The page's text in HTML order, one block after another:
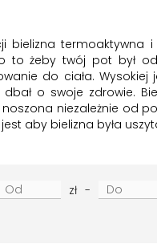
bielizna termoaktywna
żeby twój pot był
do ciała. Wysokiej
o swoje zdrowie.
niezależnie od
aby bielizna była
zł -